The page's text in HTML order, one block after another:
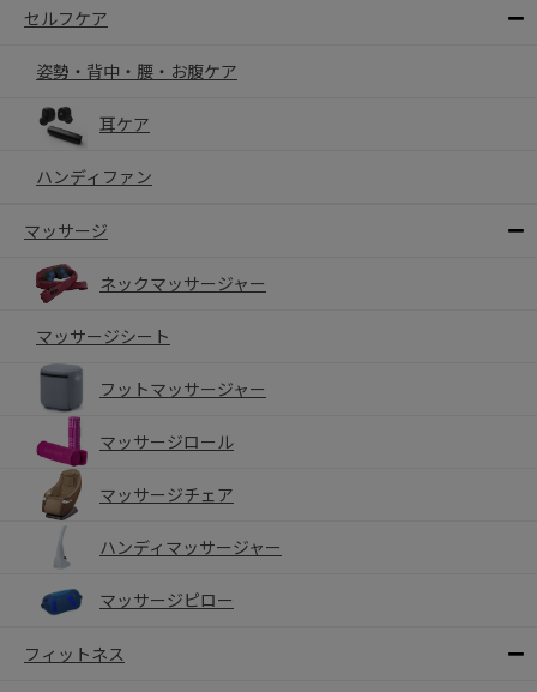
セルフケア
姿勢・背中・腰・お腹ケア
耳ケア
ハンディファン
マッサージ
ネックマッサージャー
マッサージシート
フットマッサージャー
マッサージロール
マッサージチェア
ハンディマッサージャー
マッサージピロー
フィットネス